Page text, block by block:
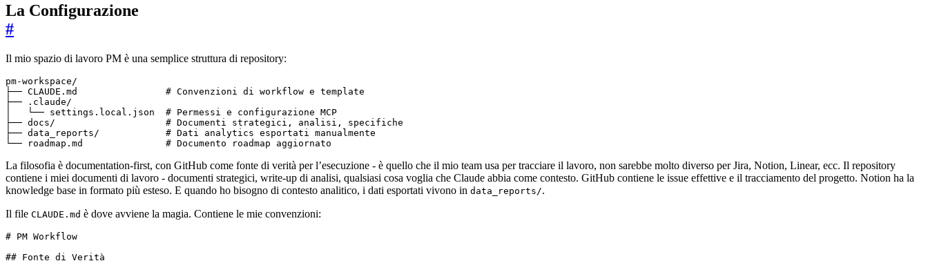
La Configurazione
#
Il mio spazio di lavoro PM è una semplice struttura di repository:
└── roadmap.md               # Documento roadmap aggiornato
La filosofia è documentation-first, con GitHub come fonte di verità per l’esecuzione - è quello che il mio team usa per tracciare il lavoro, non sarebbe molto diverso per Jira, Notion, Linear, ecc. Il repository
contiene i miei documenti di lavoro - documenti strategici, write-up di analisi, qualsiasi cosa voglia che Claude abbia come contesto. GitHub contiene le issue effettive e il tracciamento del progetto. Notion ha la
knowledge base in formato più esteso. E quando ho bisogno di contesto analitico, i dati esportati vivono in data_reports/.
Il file CLAUDE.md è dove avviene la magia. Contiene le mie convenzioni: